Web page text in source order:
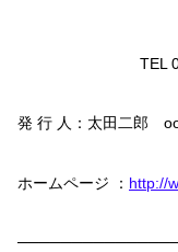
TEL
発 行 人：太田二郎
ホームページ ： http://